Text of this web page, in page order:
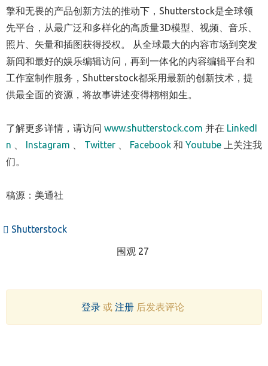
擎和无畏的产品创新方法的推动下，Shutterstock是全球领
先平台，从最广泛和多样化的高质量3D模型、视频、音乐、
照片、矢量和插图获得授权。 从全球最大的内容市场到突发
新闻和最好的娱乐编辑访问，再到一体化的内容编辑平台和
工作室制作服务，Shutterstock都采用最新的创新技术，提
供最全面的资源，将故事讲述变得栩栩如生。
了解更多详情，请访问 www.shutterstock.com 并在 LinkedI
n
Instagram Twitter Facebook 和 Youtube 上关注我
们。
稿源：美通社
Shutterstock
围观 27
登录或 注册后发表评论